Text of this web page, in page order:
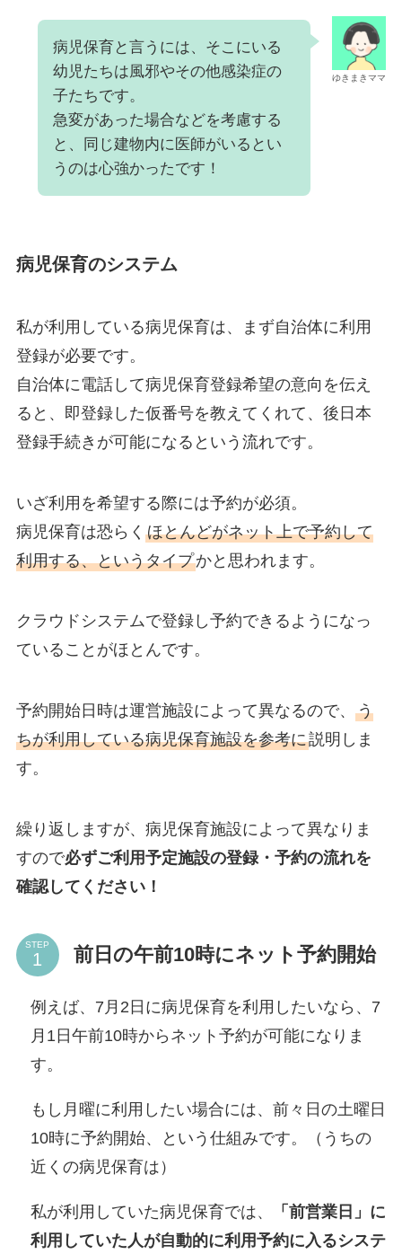
ゆきまきママ
病児保育と言うには、そこにいる
幼児たちは風邪やその他感染症の
子たちです。
急変があった場合などを考慮する
と、同じ建物内に医師がいるとい
うのは心強かったです！
病児保育のシステム
私が利用している病児保育は、まず自治体に利用
登録が必要です。
自治体に電話して病児保育登録希望の意向を伝え
ると、即登録した仮番号を教えてくれて、後日本
登録手続きが可能になるという流れです。
いざ利用を希望する際には予約が必須。
病児保育は恐らく ほとんどがネット上で予約して
利用する、というタイプかと思われます。
クラウドシステムで登録し予約できるようになっ
ていることがほとんです。
予約開始日時は運営施設によって異なるので、 う
ちが利用している病児保育施設を参考に説明しま
す。
繰り返しますが、病児保育施設によって異なりま
すので必ずご利用予定施設の登録・予約の流れを
確認してください！
STEP 前日の午前10時にネット予約開始
例えば、7月2日に病児保育を利用したいなら、7
月1日午前10時からネット予約が可能になりま
す。
もし月曜に利用したい場合には、前々日の土曜日
10時に予約開始、という仕組みです。（うちの
近くの病児保育は）
私が利用していた病児保育では、
「前営業日」に
利用していた人が自動的に利用予約に入るシステ